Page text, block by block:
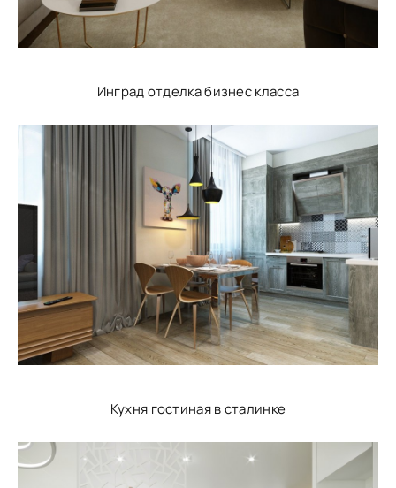
Инград отделка бизнес класса
Кухня гостиная в сталинке